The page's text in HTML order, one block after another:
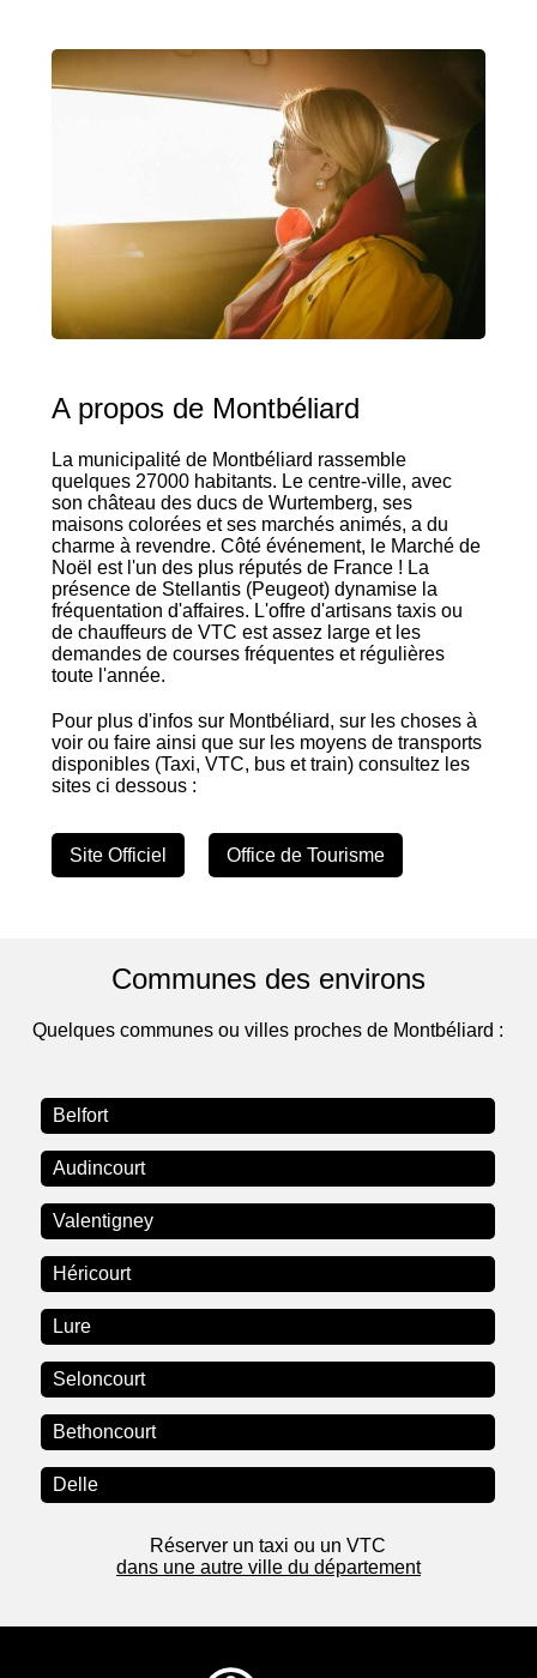
A propos de Montbéliard
La municipalité de Montbéliard rassemble
quelques 27000 habitants. Le centre-ville, avec
son château des ducs de Wurtemberg, ses
maisons colorées et ses marchés animés, a du
charme à revendre. Côté événement, le Marché de
Noël est l'un des plus réputés de France ! La
présence de Stellantis (Peugeot) dynamise la
fréquentation d'affaires. L'offre d'artisans taxis ou
de chauffeurs de VTC est assez large et les
demandes de courses fréquentes et régulières
toute l'année.
Pour plus d'infos sur Montbéliard, sur les choses à
voir ou faire ainsi que sur les moyens de transports
disponibles (Taxi, VTC, bus et train) consultez les
sites ci dessous :
Site Officiel Office de Tourisme
Communes des environs
Quelques communes ou villes proches de Montbéliard :
Belfort
Audincourt
Valentigney
Héricourt
Lure
Seloncourt
Bethoncourt
Delle
Réserver un taxi ou un VTC
dans une autre ville du département